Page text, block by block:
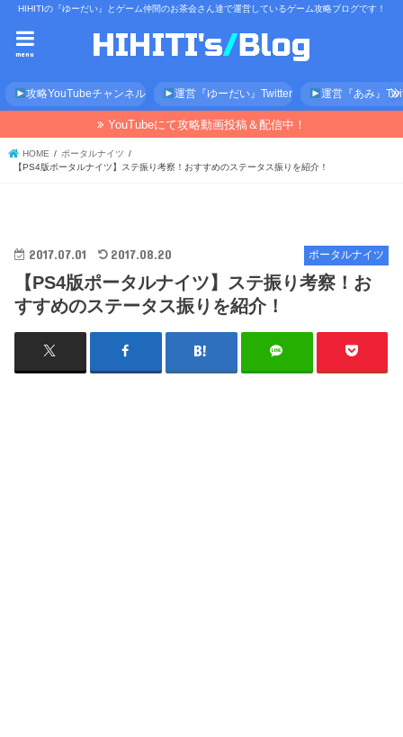
HIHITIの『ゆーだい』とゲーム仲間のお茶会さん達で運営しているゲーム攻略ブログです！
menu
攻略YouTubeチャンネル 運営『ゆーだい』Twitter 運営『あみ』
YouTubeにて攻略動画投稿＆配信中！
HOME
ポータルナイツ
【PS4版ポータルナイツ】ステ振り考察！おすすめのステータス振りを紹介！
ポータルナイツ
2017.07.01 2017.08.20
【PS4版ポータルナイツ】ステ振り考察！お
すすめのステータス振りを紹介！